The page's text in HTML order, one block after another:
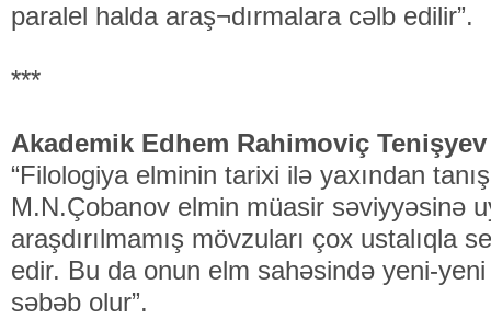
paralel halda araş¬dırmalara cəlb edilir”.
***
Akademik Edhem Rahimoviç
“Filologiya elminin tarixi ilə yaxından
M.N.Çobanov elmin müasir səviyyəsinə
araşdırılmamış mövzuları çox ustalıqla
edir. Bu da onun elm sahəsində yeni-
səbəb olur”.